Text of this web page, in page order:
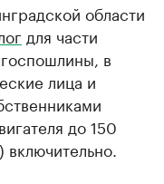
области
для части
в
лица и
до 150